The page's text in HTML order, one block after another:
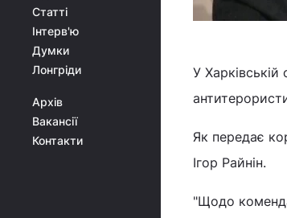
Статті
Інтерв'ю
Думки
Лонгріди
Архів
Вакансії
Контакти
У
Як передає
Ігор Райнін.
"Щодо